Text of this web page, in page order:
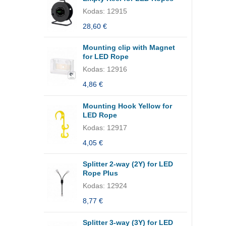
Kodas: 12915
28,60 €
Mounting clip with Magnet
for LED Rope
Kodas: 12916
4,86 €
Mounting Hook Yellow for
LED Rope
Kodas: 12917
4,05 €
Splitter 2-way (2Y) for LED
Rope Plus
Kodas: 12924
8,77 €
Splitter 3-way (3Y) for LED